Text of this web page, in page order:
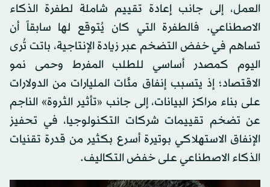
العمل، إلى جانب إعادة تقييم شاملة لطفرة الذكاء
الاصطناعي. فالطفرة التي كان يُتوقع لها سابقاً أن
تساهم في خفض التضخم عبر زيادة الإنتاجية، باتت تُرى
اليوم كمصدر أساسي للطلب المفرط وحمى نمو
الاقتصاد؛ إذ يتسبب إنفاق مئات المليارات من الدولارات
على بناء مراكز البيانات، إلى جانب «تأثير الثروة» الناجم
عن تضخم تقييمات شركات التكنولوجيا، في تحفيز
الإنفاق الاستهلاكي بوتيرة أسرع بكثير من قدرة تقنيات
الذكاء الاصطناعي على خفض التكاليف.